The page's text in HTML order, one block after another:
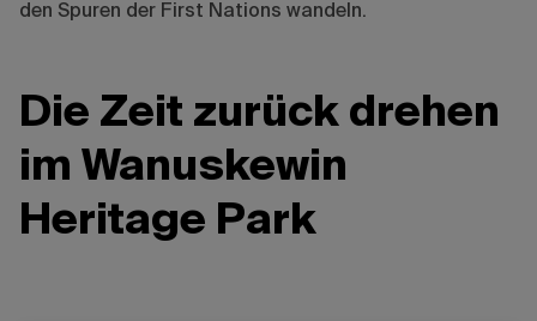
den Spuren der First Nations wandeln.
Die Zeit zurück drehen
im Wanuskewin
Heritage Park